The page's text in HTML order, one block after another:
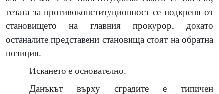
тезата за противоконституционност се подкрепя от
становището на главния прокурор, докато
останалите представени становища стоят на обратна
позиция.
Искането е основателно.
Данъкът върху сградите е типичен